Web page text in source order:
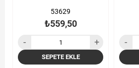
53629
₺559,50
SEPETE EKLE